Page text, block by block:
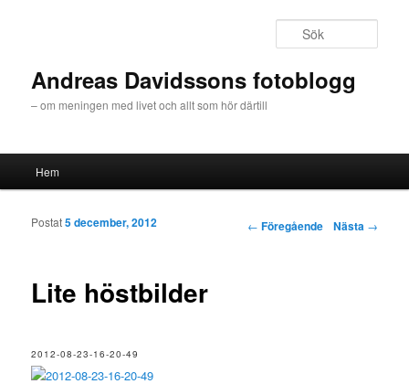
Andreas Davidssons fotoblogg
– om meningen med livet och allt som hör därtill
Hoppa till huvudinnehåll
Hoppa till sekundärt innehåll
Hem
Inläggsnavigering
← Föregående Nästa →
Lite höstbilder
Postat5 december, 2012
2012-08-23-16-20-49